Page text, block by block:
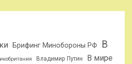
Брифинг Минобороны РФ
В
Владимир Путин В мире